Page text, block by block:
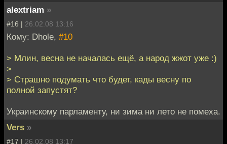
alextriam »
#16 | 26.02.08 13:16
Кому: Dhole, #10
> Млин, весна не началась ещё, а народ жжот уже :)
>
> Страшно подумать что будет, кады весну по
полной запустят?
Украинскому парламенту, ни зима ни лето не помеха.
Vers »
#17 | 26.02.08 13:17